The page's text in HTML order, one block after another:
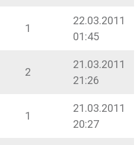
1
22.03.2011
01:45
2
21.03.2011
21:26
1
21.03.2011
20:27